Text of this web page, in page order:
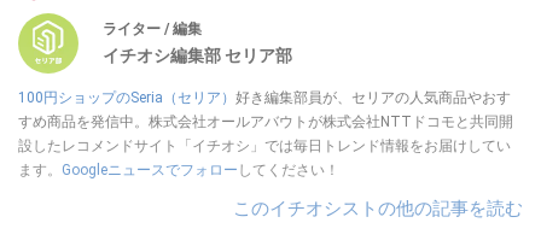
ライター / 編集
イチオシ編集部 セリア部
100円ショップのSeria（セリア） 好き編集部員が、セリアの人気商品やおす
すめ商品を発信中。株式会社オールアバウトが株式会社NTTドコモと共同開
設したレコメンドサイト「イチオシ」では毎日トレンド情報をお届けしてい
ます。 Googleニュースでフォロー してください！
このイチオシストの他の記事を読む